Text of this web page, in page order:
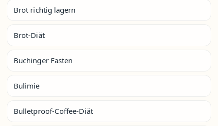
Brot richtig lagern
Brot-Diät
Buchinger Fasten
Bulimie
Bulletproof-Coffee-Diät